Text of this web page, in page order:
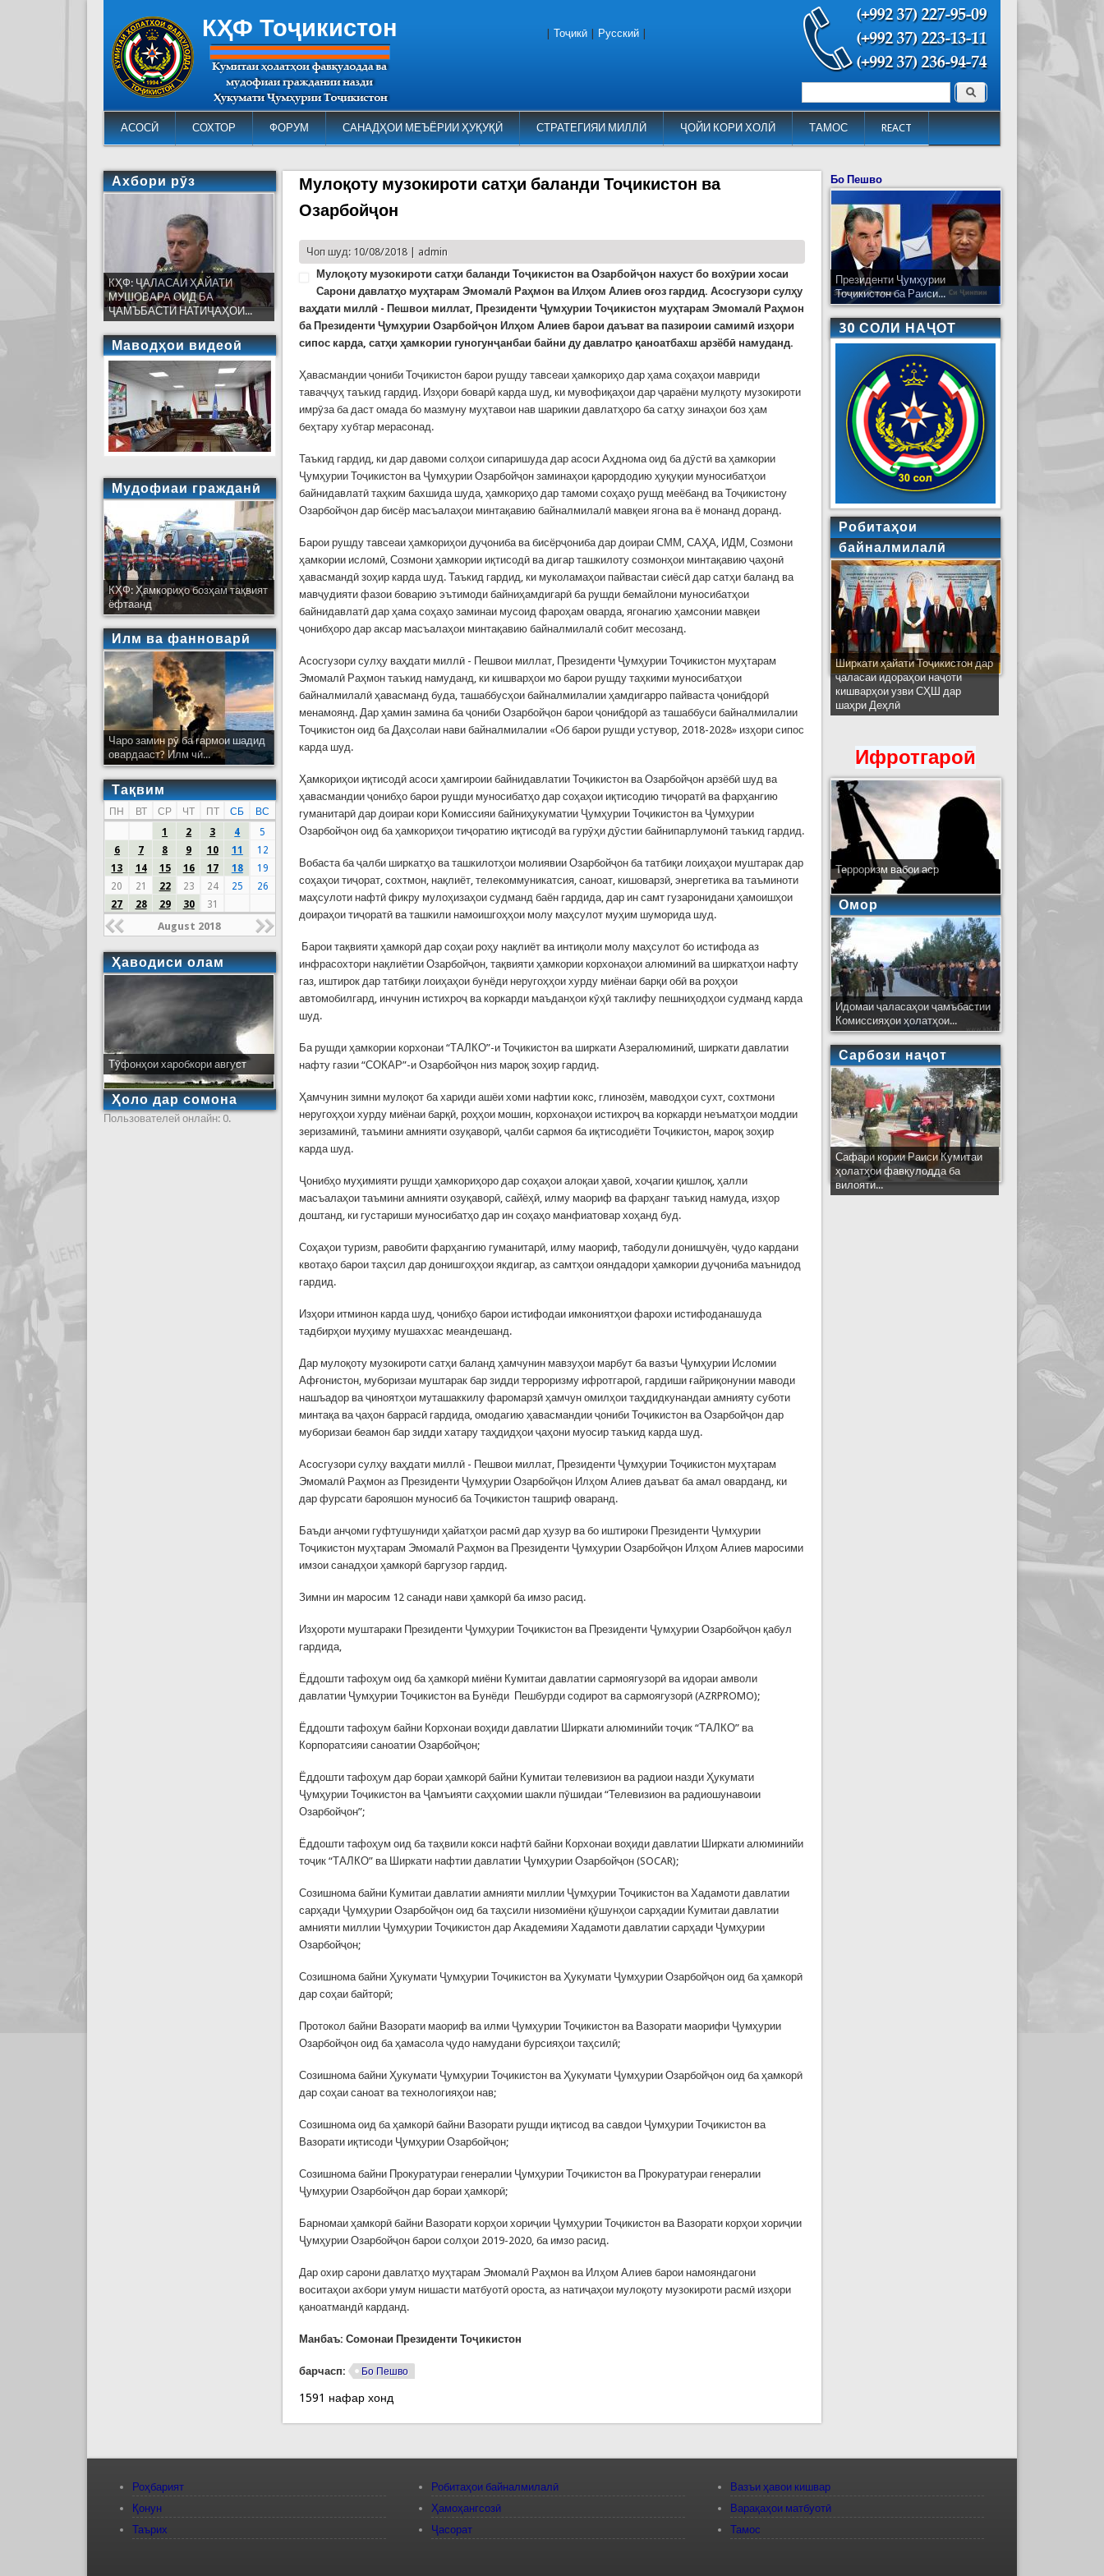
КҲФ Тоҷикистон
АСОСӢ СОХТОР ФОРУМ САНАДҲОИ МЕЪЁРИИ ҲУҚУҚӢ СТРАТЕГИЯИ МИЛЛӢ ҶОЙИ КОРИ ХОЛӢ ТАМОС REACT
Форма поиска Поиск
Тоҷикӣ Русский
Мулоқоту музокироти сатҳи баланди Тоҷикистон ва
Озарбойҷон
Чоп шуд: 10/08/2018 | admin
Мулоқоту музокироти сатҳи баланди Тоҷикистон ва Озарбойҷон нахуст бо вохӯрии хосаи
Сарони давлатҳо муҳтарам Эмомалӣ Раҳмон ва Илҳом Алиев оғоз гардид. Асосгузори сулҳу
ваҳдати миллӣ - Пешвои миллат, Президенти Ҷумҳурии Тоҷикистон муҳтарам Эмомалӣ Раҳмон
ба Президенти Ҷумҳурии Озарбойҷон Илҳом Алиев барои даъват ва пазироии самимӣ изҳори
сипос карда, сатҳи ҳамкории гуногунҷанбаи байни ду давлатро қаноатбахш арзёбӣ намуданд.
Ҳавасмандии ҷониби Тоҷикистон барои рушду тавсеаи ҳамкориҳо дар ҳама соҳаҳои мавриди
таваҷҷуҳ таъкид гардид. Изҳори боварӣ карда шуд, ки мувофиқаҳои дар ҷараёни мулқоту музокироти
имрӯза ба даст омада бо мазмуну муҳтавои нав шарикии давлатҳоро ба сатҳу зинаҳои боз ҳам
беҳтару хубтар мерасонад.
Таъкид гардид, ки дар давоми солҳои сипаришуда дар асоси Аҳднома оид ба дӯстӣ ва ҳамкории
Ҷумҳурии Тоҷикистон ва Ҷумҳурии Озарбойҷон заминаҳои қарордодию ҳуқуқии муносибатҳои
байнидавлатӣ таҳким бахшида шуда, ҳамкориҳо дар тамоми соҳаҳо рушд меёбанд ва Тоҷикистону
Озарбойҷон дар бисёр масъалаҳои минтақавию байналмилалӣ мавқеи ягона ва ё монанд доранд.
Барои рушду тавсеаи ҳамкориҳои дуҷониба ва бисёрҷониба дар доираи СММ, САҲА, ИДМ, Созмони
ҳамкории исломӣ, Созмони ҳамкории иқтисодӣ ва дигар ташкилоту созмонҳои минтақавию ҷаҳонӣ
ҳавасмандӣ зоҳир карда шуд. Таъкид гардид, ки муколамаҳои пайвастаи сиёсӣ дар сатҳи баланд ва
мавҷудияти фазои боварию эътимоди байниҳамдигарӣ ба рушди бемайлони муносибатҳои
байнидавлатӣ дар ҳама соҳаҳо заминаи мусоид фароҳам оварда, ягонагию ҳамсонии мавқеи
ҷонибҳоро дар аксар масъалаҳои минтақавию байналмилалӣ собит месозанд.
Асосгузори сулҳу ваҳдати миллӣ - Пешвои миллат, Президенти Ҷумҳурии Тоҷикистон муҳтарам
Эмомалӣ Раҳмон таъкид намуданд, ки кишварҳои мо барои рушду таҳкими муносибатҳои
байналмилалӣ ҳавасманд буда, ташаббусҳои байналмилалии ҳамдигарро пайваста ҷонибдорӣ
менамоянд. Дар ҳамин замина ба ҷониби Озарбойҷон барои ҷонибдорӣ аз ташаббуси байналмилалии
Тоҷикистон оид ба Даҳсолаи нави байналмилалии «Об барои рушди устувор, 2018-2028» изҳори сипос
карда шуд.
Ҳамкориҳои иқтисодӣ асоси ҳамгироии байнидавлатии Тоҷикистон ва Озарбойҷон арзёбӣ шуд ва
ҳавасмандии ҷонибҳо барои рушди муносибатҳо дар соҳаҳои иқтисодию тиҷоратӣ ва фарҳангию
гуманитарӣ дар доираи кори Комиссияи байниҳукуматии Ҷумҳурии Тоҷикистон ва Ҷумҳурии
Озарбойҷон оид ба ҳамкориҳои тиҷоратию иқтисодӣ ва гурӯҳи дӯстии байнипарлумонӣ таъкид гардид.
Вобаста ба ҷалби ширкатҳо ва ташкилотҳои молиявии Озарбойҷон ба татбиқи лоиҳаҳои муштарак дар
соҳаҳои тиҷорат, сохтмон, нақлиёт, телекоммуникатсия, саноат, кишоварзӣ, энергетика ва таъминоти
маҳсулоти нафтӣ фикру мулоҳизаҳои судманд баён гардида, дар ин самт гузаронидани ҳамоишҳои
доираҳои тиҷоратӣ ва ташкили намоишгоҳҳои молу маҳсулот муҳим шуморида шуд.
Барои тақвияти ҳамкорӣ дар соҳаи роҳу нақлиёт ва интиқоли молу маҳсулот бо истифода аз
инфрасохтори нақлиётии Озарбойҷон, тақвияти ҳамкории корхонаҳои алюминий ва ширкатҳои нафту
газ, иштирок дар татбиқи лоиҳаҳои бунёди неругоҳҳои хурду миёнаи барқи обӣ ва роҳҳои
автомобилгард, инчунин истихроҷ ва коркарди маъданҳои кӯҳӣ таклифу пешниҳодҳои судманд карда
шуд.
Ба рушди ҳамкории корхонаи “ТАЛКО”-и Тоҷикистон ва ширкати Азералюминий, ширкати давлатии
нафту газии “СОКАР”-и Озарбойҷон низ мароқ зоҳир гардид.
Ҳамчунин зимни мулоқот ба хариди ашёи хоми нафтии кокс, глинозём, маводҳои сухт, сохтмони
неругоҳҳои хурду миёнаи барқӣ, роҳҳои мошин, корхонаҳои истихроҷ ва коркарди неъматҳои моддии
зеризаминӣ, таъмини амнияти озуқаворӣ, ҷалби сармоя ба иқтисодиёти Тоҷикистон, мароқ зоҳир
карда шуд.
Ҷонибҳо муҳимияти рушди ҳамкориҳоро дар соҳаҳои алоқаи ҳавоӣ, хоҷагии қишлоқ, ҳалли
масъалаҳои таъмини амнияти озуқаворӣ, сайёҳӣ, илму маориф ва фарҳанг таъкид намуда, изҳор
доштанд, ки густариши муносибатҳо дар ин соҳаҳо манфиатовар хоҳанд буд.
Соҳаҳои туризм, равобити фарҳангию гуманитарӣ, илму маориф, табодули донишҷуён, ҷудо кардани
квотаҳо барои таҳсил дар донишгоҳҳои якдигар, аз самтҳои ояндадори ҳамкории дуҷониба маънидод
гардид.
Изҳори итминон карда шуд, ҷонибҳо барои истифодаи имкониятҳои фарохи истифоданашуда
тадбирҳои муҳиму мушаххас меандешанд.
Дар мулоқоту музокироти сатҳи баланд ҳамчунин мавзуҳои марбут ба вазъи Ҷумҳурии Исломии
Афғонистон, муборизаи муштарак бар зидди терроризму ифротгароӣ, гардиши ғайриқонунии маводи
нашъадор ва ҷиноятҳои муташаккилу фаромарзӣ ҳамчун омилҳои таҳдидкунандаи амнияту суботи
минтақа ва ҷаҳон баррасӣ гардида, омодагию ҳавасмандии ҷониби Тоҷикистон ва Озарбойҷон дар
муборизаи беамон бар зидди хатару таҳдидҳои ҷаҳони муосир таъкид карда шуд.
Асосгузори сулҳу ваҳдати миллӣ - Пешвои миллат, Президенти Ҷумҳурии Тоҷикистон муҳтарам
Эмомалӣ Раҳмон аз Президенти Ҷумҳурии Озарбойҷон Илҳом Алиев даъват ба амал оварданд, ки
дар фурсати барояшон муносиб ба Тоҷикистон ташриф оваранд.
Баъди анҷоми гуфтушуниди ҳайатҳои расмӣ дар ҳузур ва бо иштироки Президенти Ҷумҳурии
Тоҷикистон муҳтарам Эмомалӣ Раҳмон ва Президенти Ҷумҳурии Озарбойҷон Илҳом Алиев маросими
имзои санадҳои ҳамкорӣ баргузор гардид.
Зимни ин маросим 12 санади нави ҳамкорӣ ба имзо расид.
Изҳороти муштараки Президенти Ҷумҳурии Тоҷикистон ва Президенти Ҷумҳурии Озарбойҷон қабул
гардида,
Ёддошти тафоҳум оид ба ҳамкорӣ миёни Кумитаи давлатии сармоягузорӣ ва идораи амволи
давлатии Ҷумҳурии Тоҷикистон ва Бунёди Пешбурди содирот ва сармоягузорӣ (AZRPROMO);
Ёддошти тафоҳум байни Корхонаи воҳиди давлатии Ширкати алюминийи тоҷик “ТАЛКО” ва
Корпоратсияи саноатии Озарбойҷон;
Ёддошти тафоҳум дар бораи ҳамкорӣ байни Кумитаи телевизион ва радиои назди Ҳукумати
Ҷумҳурии Тоҷикистон ва Ҷамъияти саҳҳомии шакли пӯшидаи “Телевизион ва радиошунавоии
Озарбойҷон”;
Ёддошти тафоҳум оид ба таҳвили кокси нафтӣ байни Корхонаи воҳиди давлатии Ширкати алюминийи
тоҷик “ТАЛКО” ва Ширкати нафтии давлатии Ҷумҳурии Озарбойҷон (SOCAR);
Созишнома байни Кумитаи давлатии амнияти миллии Ҷумҳурии Тоҷикистон ва Хадамоти давлатии
сарҳади Ҷумҳурии Озарбойҷон оид ба таҳсили низомиёни қӯшунҳои сарҳадии Кумитаи давлатии
амнияти миллии Ҷумҳурии Тоҷикистон дар Академияи Хадамоти давлатии сарҳади Ҷумҳурии
Озарбойҷон;
Созишнома байни Ҳукумати Ҷумҳурии Тоҷикистон ва Ҳукумати Ҷумҳурии Озарбойҷон оид ба ҳамкорӣ
дар соҳаи байторӣ;
Протокол байни Вазорати маориф ва илми Ҷумҳурии Тоҷикистон ва Вазорати маорифи Ҷумҳурии
Озарбойҷон оид ба ҳамасола ҷудо намудани бурсияҳои таҳсилӣ;
Созишнома байни Ҳукумати Ҷумҳурии Тоҷикистон ва Ҳукумати Ҷумҳурии Озарбойҷон оид ба ҳамкорӣ
дар соҳаи саноат ва технологияҳои нав;
Созишнома оид ба ҳамкорӣ байни Вазорати рушди иқтисод ва савдои Ҷумҳурии Тоҷикистон ва
Вазорати иқтисоди Ҷумҳурии Озарбойҷон;
Созишнома байни Прокуратураи генералии Ҷумҳурии Тоҷикистон ва Прокуратураи генералии
Ҷумҳурии Озарбойҷон дар бораи ҳамкорӣ;
Барномаи ҳамкорӣ байни Вазорати корҳои хориҷии Ҷумҳурии Тоҷикистон ва Вазорати корҳои хориҷии
Ҷумҳурии Озарбойҷон барои солҳои 2019-2020, ба имзо расид.
Дар охир сарони давлатҳо муҳтарам Эмомалӣ Раҳмон ва Илҳом Алиев барои намояндагони
воситаҳои ахбори умум нишасти матбуотӣ ороста, аз натиҷаҳои мулоқоту музокироти расмӣ изҳори
қаноатмандӣ карданд.
Манбаъ: Сомонаи Президенти Тоҷикистон
барчасп: Бо Пешво
1591 нафар хонд
Ахбори рӯз
КҲФ: ҶАЛАСАИ ҲАЙАТИ
МУШОВАРА ОИД БА
ҶАМЪБАСТИ НАТИҶАҲОИ...
Маводҳои видеоӣ
Мудофиаи гражданӣ
КҲФ: Ҳамкориҳо бозҳам тақвият
ёфтаанд
Илм ва фанноварӣ
Чаро замин рӯ ба гармои шадид
овардааст? Илм чӣ...
Тақвим
ПН ВТ СР ЧТ ПТ СБ
ВС
1
2 3 4
5
6
7 8 9 10 11
12
13
14 15 16 17 18
19
20
21 22 23 24 25
26
27
28 29 30 31
August 2018
Ҳаводиси олам
Тӯфонҳои харобкори август
Ҳоло дар сомона
Пользователей онлайн: 0.
Бо Пешво
Президенти Ҷумҳурии
Тоҷикистон ба Раиси...
30 СОЛИ НАҶОТ
Робитаҳои
байналмилалӣ
Ширкати ҳайати Тоҷикистон дар
ҷаласаи идораҳои наҷоти
кишварҳои узви СҲШ дар
шаҳри Деҳлӣ
Ифротгароӣ
Терроризм вабои аср
Омор
Идомаи ҷаласаҳои ҷамъбастии
Комиссияҳои ҳолатҳои...
Сарбози наҷот
Сафари кории Раиси Кумитаи
ҳолатҳои фавқулодда ба
вилояти...
Роҳбарият
Қонун
Таърих
Робитаҳои байналмилалӣ
Ҳамоҳангсозӣ
Ҷасорат
Вазъи ҳавои кишвар
Варақаҳои матбуотӣ
Тамос